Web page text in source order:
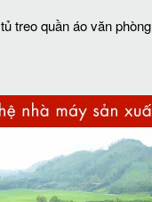
tủ treo quần áo văn phòng